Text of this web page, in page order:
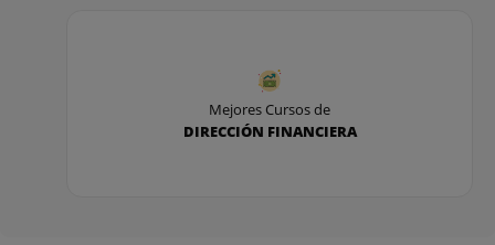
Marketing internacional y posicionamiento 2
Dirección estratégica de la empresa II 2
Mejores Cursos de
DIRECCIÓN FINANCIERA